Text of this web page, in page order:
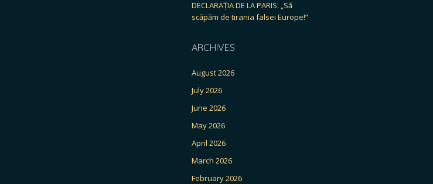
DECLARAȚIA DE LA PARIS: „Să
scăpăm de tirania falsei Europe!”
ARCHIVES
August 2026
July 2026
June 2026
May 2026
April 2026
March 2026
February 2026